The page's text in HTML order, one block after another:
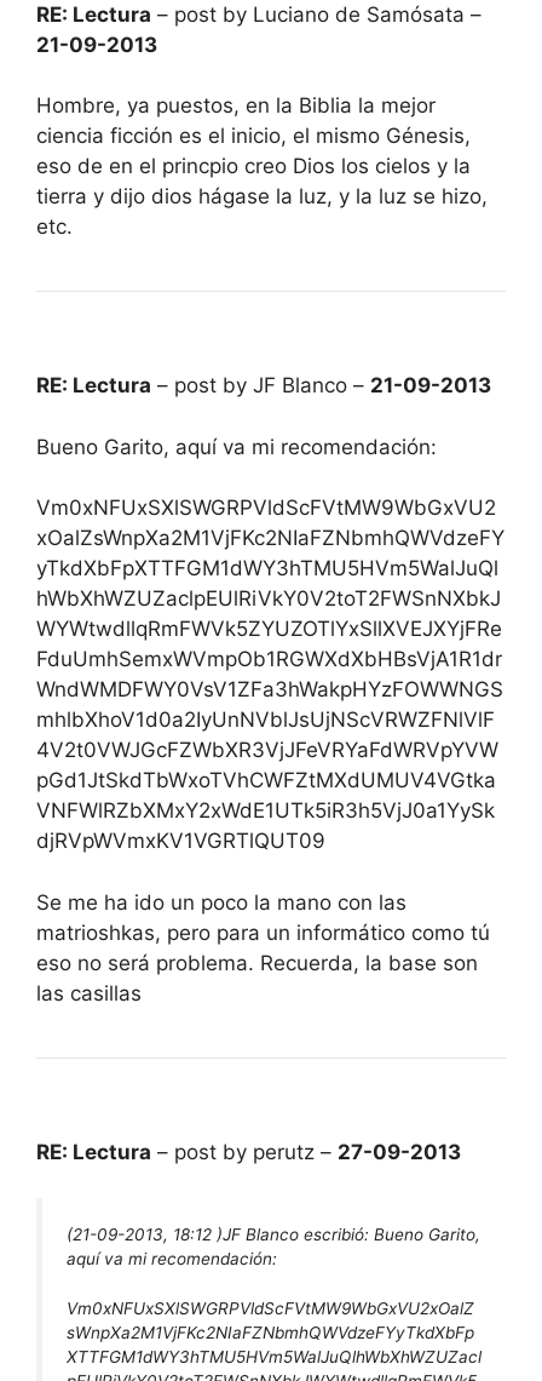
RE: Lectura – post by Luciano de Samósata –
21-09-2013
Hombre, ya puestos, en la Biblia la mejor
ciencia ficción es el inicio, el mismo Génesis,
eso de en el princpio creo Dios los cielos y la
tierra y dijo dios hágase la luz, y la luz se hizo,
etc.
RE: Lectura – post by JF Blanco – 21-09-2013
Bueno Garito, aquí va mi recomendación:
Vm0xNFUxSXlSWGRPVldScFVtMW9WbGxVU2
xOalZsWnpXa2M1VjFKc2NIaFZNbmhQWVdzeFY
yTkdXbFpXTTFGM1dWY3hTMU5HVm5WalJuQl
hWbXhWZUZaclpEUlRiVkY0V2toT2FWSnNXbkJ
WYWtwdllqRmFWVk5ZYUZOTlYxSllXVEJXYjFRe
FduUmhSemxWVmpOb1RGWXdXbHBsVjA1R1dr
WndWMDFWY0VsV1ZFa3hWakpHYzFOWWNGS
mhlbXhoV1d0a2IyUnNVblJsUjNScVRWZFNlVlF
4V2t0VWJGcFZWbXR3VjJFeVRYaFdWRVpYVW
pGd1JtSkdTbWxoTVhCWFZtMXdUMUV4VGtka
VNFWlRZbXMxY2xWdE1UTk5iR3h5VjJ0a1YySk
djRVpWVmxKV1VGRTlQUT09
Se me ha ido un poco la mano con las
matrioshkas, pero para un informático como tú
eso no será problema. Recuerda, la base son
las casillas
RE: Lectura – post by perutz – 27-09-2013
(21-09-2013, 18:12 )JF Blanco escribió: Bueno Garito,
aquí va mi recomendación:
Vm0xNFUxSXlSWGRPVldScFVtMW9WbGxVU2xOalZ
sWnpXa2M1VjFKc2NIaFZNbmhQWVdzeFYyTkdXbFp
XTTFGM1dWY3hTMU5HVm5WalJuQlhWbXhWZUZacl